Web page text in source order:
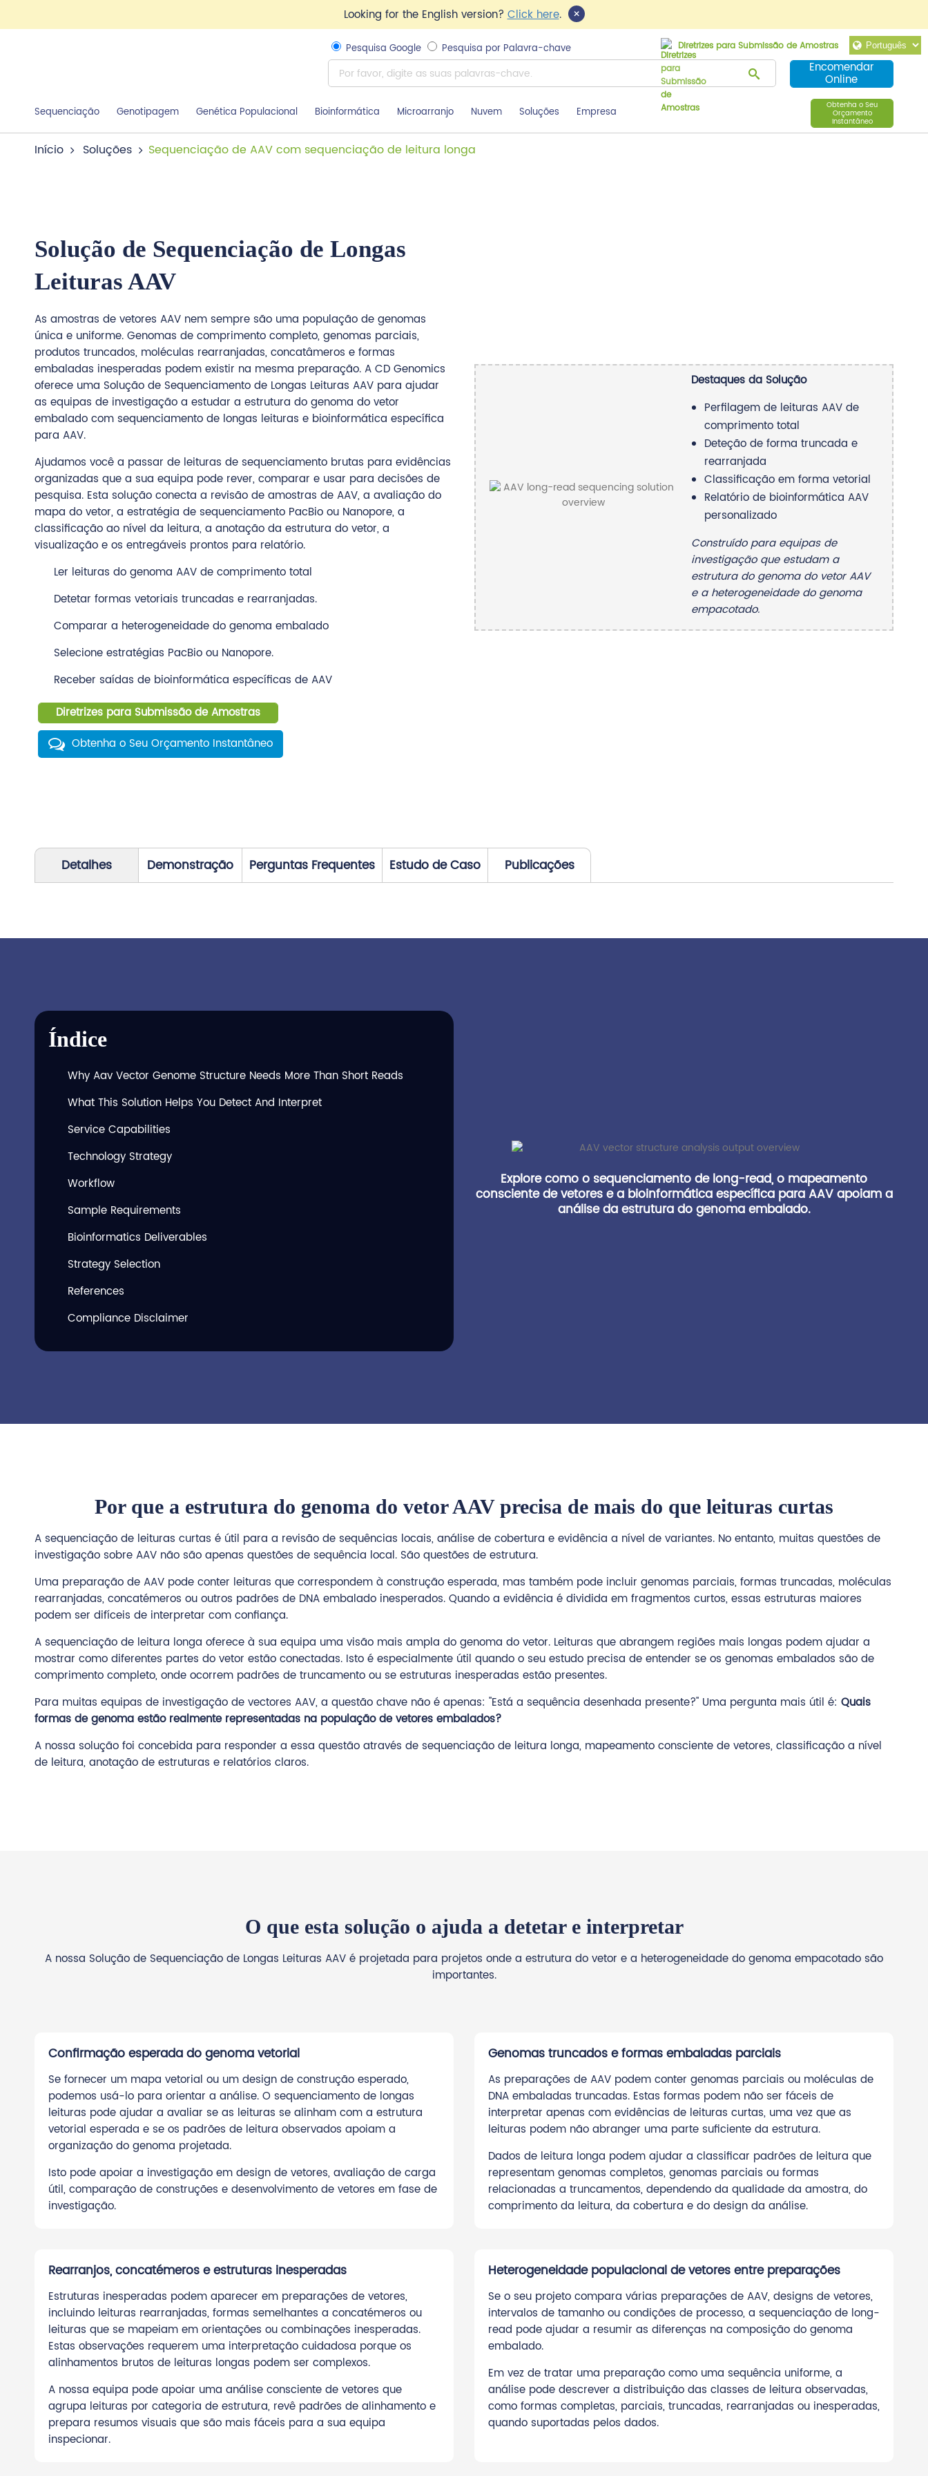
Looking for the English version?Click here. ×
Diretrizes para Submissão de Amostras
Pesquisa Google Pesquisa por Palavra-chave
Encomendar
Online
Sequenciação Genotipagem Genética Populacional Bioinformática Microarranjo Nuvem Soluções Empresa Obtenha o Seu
Orçamento
Instantâneo
Início Soluções Sequenciação de AAV com sequenciação de leitura longa
Solução de Sequenciação de Longas
Leituras AAV
As amostras de vetores AAV nem sempre são uma população de genomas
única e uniforme. Genomas de comprimento completo, genomas parciais,
produtos truncados, moléculas rearranjadas, concatâmeros e formas
embaladas inesperadas podem existir na mesma preparação. A CD Genomics
oferece uma Solução de Sequenciamento de Longas Leituras AAV para ajudar
as equipas de investigação a estudar a estrutura do genoma do vetor
embalado com sequenciamento de longas leituras e bioinformática específica
para AAV.
Ajudamos você a passar de leituras de sequenciamento brutas para evidências
organizadas que a sua equipa pode rever, comparar e usar para decisões de
pesquisa. Esta solução conecta a revisão de amostras de AAV, a avaliação do
mapa do vetor, a estratégia de sequenciamento PacBio ou Nanopore, a
classificação ao nível da leitura, a anotação da estrutura do vetor, a
visualização e os entregáveis prontos para relatório.
Ler leituras do genoma AAV de comprimento total
Detetar formas vetoriais truncadas e rearranjadas.
Comparar a heterogeneidade do genoma embalado
Selecione estratégias PacBio ou Nanopore.
Receber saídas de bioinformática específicas de AAV
Diretrizes para Submissão de Amostras
Obtenha o Seu Orçamento Instantâneo
Destaques da Solução
Perfilagem de leituras AAV de
comprimento total
Deteção de forma truncada e
rearranjada
Classificação em forma vetorial
Relatório de bioinformática AAV
personalizado
Construído para equipas de
investigação que estudam a
estrutura do genoma do vetor AAV
e a heterogeneidade do genoma
empacotado.
Detalhes Demonstração Perguntas Frequentes Estudo de Caso Publicações
Índice
Why Aav Vector Genome Structure Needs More Than Short Reads
What This Solution Helps You Detect And Interpret
Service Capabilities
Technology Strategy
Workflow
Sample Requirements
Bioinformatics Deliverables
Strategy Selection
References
Compliance Disclaimer
Explore como o sequenciamento de long-read, o mapeamento
consciente de vetores e a bioinformática específica para AAV apoiam a
análise da estrutura do genoma embalado.
Por que a estrutura do genoma do vetor AAV precisa de mais do que leituras curtas
A sequenciação de leituras curtas é útil para a revisão de sequências locais, análise de cobertura e evidência a nível de variantes. No entanto, muitas questões de
investigação sobre AAV não são apenas questões de sequência local. São questões de estrutura.
Uma preparação de AAV pode conter leituras que correspondem à construção esperada, mas também pode incluir genomas parciais, formas truncadas, moléculas
rearranjadas, concatémeros ou outros padrões de DNA embalado inesperados. Quando a evidência é dividida em fragmentos curtos, essas estruturas maiores
podem ser difíceis de interpretar com confiança.
A sequenciação de leitura longa oferece à sua equipa uma visão mais ampla do genoma do vetor. Leituras que abrangem regiões mais longas podem ajudar a
mostrar como diferentes partes do vetor estão conectadas. Isto é especialmente útil quando o seu estudo precisa de entender se os genomas embalados são de
comprimento completo, onde ocorrem padrões de truncamento ou se estruturas inesperadas estão presentes.
Para muitas equipas de investigação de vectores AAV, a questão chave não é apenas: "Está a sequência desenhada presente?" Uma pergunta mais útil é: Quais
formas de genoma estão realmente representadas na população de vetores embalados?
A nossa solução foi concebida para responder a essa questão através de sequenciação de leitura longa, mapeamento consciente de vetores, classificação a nível
de leitura, anotação de estruturas e relatórios claros.
O que esta solução o ajuda a detetar e interpretar
A nossa Solução de Sequenciação de Longas Leituras AAV é projetada para projetos onde a estrutura do vetor e a heterogeneidade do genoma empacotado são
importantes.
Confirmação esperada do genoma vetorial
Se fornecer um mapa vetorial ou um design de construção esperado,
podemos usá-lo para orientar a análise. O sequenciamento de longas
leituras pode ajudar a avaliar se as leituras se alinham com a estrutura
vetorial esperada e se os padrões de leitura observados apoiam a
organização do genoma projetada.
Isto pode apoiar a investigação em design de vetores, avaliação de carga
útil, comparação de construções e desenvolvimento de vetores em fase de
investigação.
Genomas truncados e formas embaladas parciais
As preparações de AAV podem conter genomas parciais ou moléculas de
DNA embaladas truncadas. Estas formas podem não ser fáceis de
interpretar apenas com evidências de leituras curtas, uma vez que as
leituras podem não abranger uma parte suficiente da estrutura.
Dados de leitura longa podem ajudar a classificar padrões de leitura que
representam genomas completos, genomas parciais ou formas
relacionadas a truncamentos, dependendo da qualidade da amostra, do
comprimento da leitura, da cobertura e do design da análise.
Rearranjos, concatémeros e estruturas inesperadas
Estruturas inesperadas podem aparecer em preparações de vetores,
incluindo leituras rearranjadas, formas semelhantes a concatémeros ou
leituras que se mapeiam em orientações ou combinações inesperadas.
Estas observações requerem uma interpretação cuidadosa porque os
alinhamentos brutos de leituras longas podem ser complexos.
A nossa equipa pode apoiar uma análise consciente de vetores que
agrupa leituras por categoria de estrutura, revê padrões de alinhamento e
prepara resumos visuais que são mais fáceis para a sua equipa
inspecionar.
Heterogeneidade populacional de vetores entre preparações
Se o seu projeto compara várias preparações de AAV, designs de vetores,
intervalos de tamanho ou condições de processo, a sequenciação de long-
read pode ajudar a resumir as diferenças na composição do genoma
embalado.
Em vez de tratar uma preparação como uma sequência uniforme, a
análise pode descrever a distribuição das classes de leitura observadas,
como formas completas, parciais, truncadas, rearranjadas ou inesperadas,
quando suportadas pelos dados.